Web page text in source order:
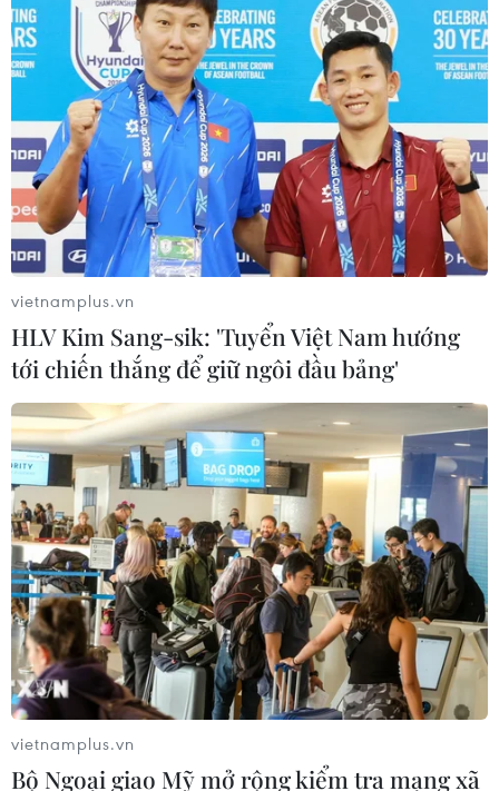
TIN CÙNG CHUYÊN MỤC
vietnamplus.vn
HLV Kim Sang-sik: 'Tuyển Việt Nam hướng
tới chiến thắng để giữ ngôi đầu bảng'
vietnamplus.vn
Bộ Ngoại giao Mỹ mở rộng kiểm tra mạng xã